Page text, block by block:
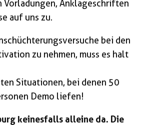
Vorladungen, Anklageschriften
auf uns zu.
bei den
zu nehmen, muss es halt
Situationen, bei denen 50
Demo liefen!
keinesfalls alleine da. Die